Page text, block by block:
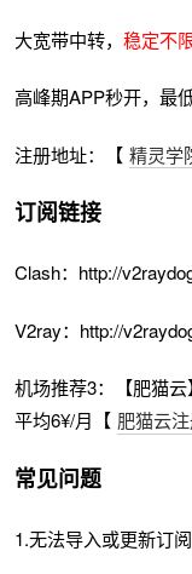
大宽带中转，稳定不
高峰期APP秒开，最
注册地址：【 精灵学
订阅链接
Clash：http://
V2ray：http://
机场推荐3：【肥猫云
平均6¥/月【 肥猫云
常见问题
1.无法导入或更新订阅